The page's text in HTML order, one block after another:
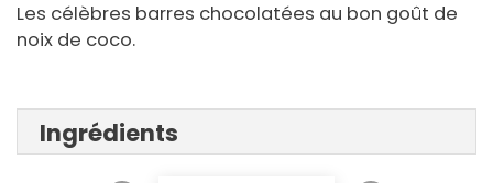
Les célèbres barres chocolatées au bon goût de
noix de coco.
Ingrédients